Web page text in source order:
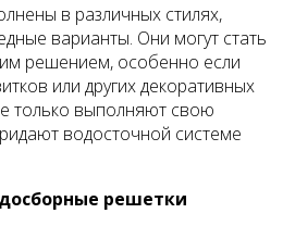
в различных стилях,
варианты. Они могут стать
решением, особенно если
или других декоративных
только выполняют свою
водосточной системе
решетки